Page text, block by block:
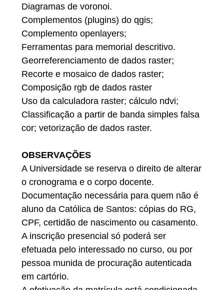
Diagramas de voronoi.
Complementos (plugins) do qgis;
Complemento openlayers;
Ferramentas para memorial descritivo.
Georreferenciamento de dados raster;
Recorte e mosaico de dados raster;
Composição rgb de dados raster
Uso da calculadora raster; cálculo ndvi;
Classificação a partir de banda simples falsa
cor; vetorização de dados raster.
OBSERVAÇÕES
A Universidade se reserva o direito de alterar
o cronograma e o corpo docente.
Documentação necessária para quem não é
aluno da Católica de Santos: cópias do RG,
CPF, certidão de nascimento ou casamento.
A inscrição presencial só poderá ser
efetuada pelo interessado no curso, ou por
pessoa munida de procuração autenticada
em cartório.